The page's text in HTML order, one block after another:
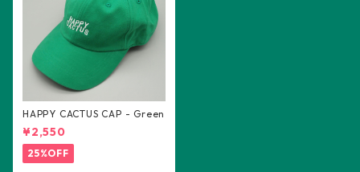
HAPPY CACTUS CAP - Green
¥2,550
25%OFF